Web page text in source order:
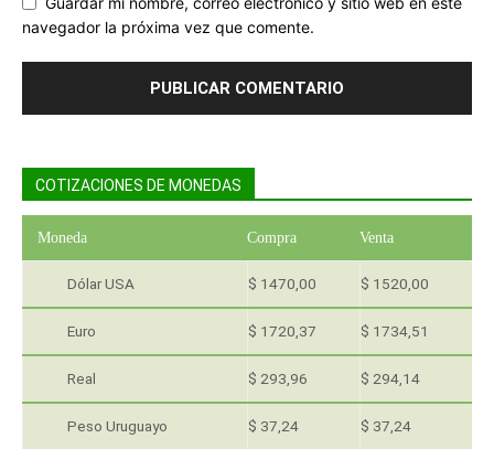
navegador la próxima vez que comente.
COTIZACIONES DE MONEDAS
Moneda Compra Venta
Dólar USA $ 1470,00 $ 1520,00
Euro $ 1720,37 $ 1734,51
Real $ 293,96 $ 294,14
Peso Uruguayo $ 37,24 $ 37,24